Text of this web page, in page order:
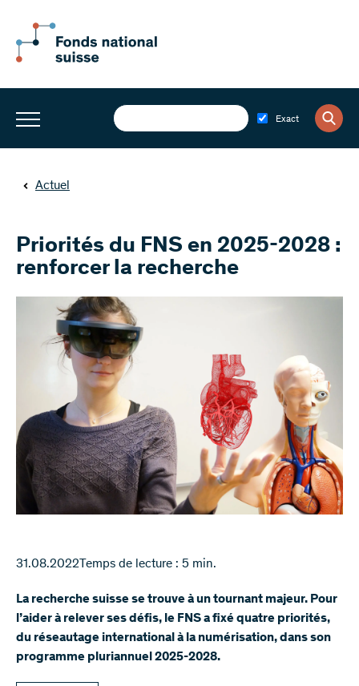
Exact
Actuel
Priorités du FNS en 2025-2028 :
renforcer la recherche
31.08.2022 Temps de lecture : 5 min.
La recherche suisse se trouve à un tournant majeur. Pour
l’aider à relever ses défis, le FNS a fixé quatre priorités,
du réseautage international à la numérisation, dans son
programme pluriannuel 2025-2028.